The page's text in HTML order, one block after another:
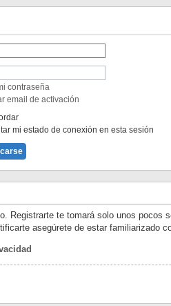
contraseña
email de activación
mi estado de conexión en esta sesión
Registrarte te tomará solo unos
asegúrete de estar familiarizado